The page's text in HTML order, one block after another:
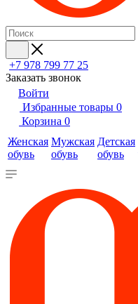
+7 978 799 77 25
Заказать звонок
Войти
Избранные товары 0
Корзина 0
Женская
обувь
Мужская
обувь
Детская
обувь